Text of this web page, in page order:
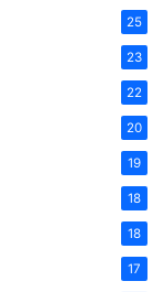
25
23
22
20
19
18
18
17